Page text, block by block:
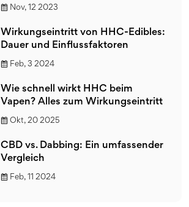
Nov, 12 2023
Wirkungseintritt von HHC-Edibles:
Dauer und Einflussfaktoren
Feb, 3 2024
Wie schnell wirkt HHC beim
Vapen? Alles zum Wirkungseintritt
Okt, 20 2025
CBD vs. Dabbing: Ein umfassender
Vergleich
Feb, 11 2024